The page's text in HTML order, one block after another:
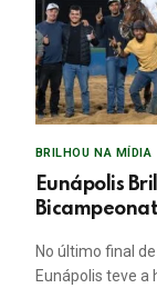
BRILHOU NA MÍDIA
Eunápolis
No último final
Eunápolis teve